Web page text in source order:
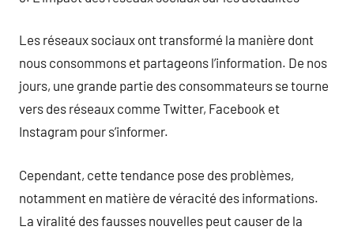
Les réseaux sociaux ont transformé la manière dont
nous consommons et partageons l’information. De nos
jours, une grande partie des consommateurs se tourne
vers des réseaux comme Twitter, Facebook et
Instagram pour s’informer.
Cependant, cette tendance pose des problèmes,
notamment en matière de véracité des informations.
La viralité des fausses nouvelles peut causer de la